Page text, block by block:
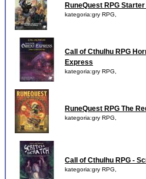
RuneQuest RPG
kategoria:gry RPG,
Call of Cthulhu RPG
Express
kategoria:gry RPG,
RuneQuest RPG The
kategoria:gry RPG,
Call of Cthulhu RPG -
kategoria:gry RPG,